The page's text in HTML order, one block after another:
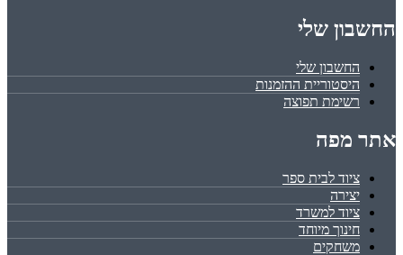
החשבון שלי
החשבון שלי
היסטוריית ההזמנות
רשימת תפוצה
אתר מפה
ציוד לבית ספר
יצירה
ציוד למשרד
חינוך מיוחד
משחקים